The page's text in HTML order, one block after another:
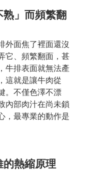
」而頻繁翻
外面焦了裡面還沒
它、頻繁翻面，甚
牛排表面就無法產
這就是讓牛肉從
。不僅色澤不漂
內部肉汁在尚未鎖
，最專業的動作是
熱縮原理